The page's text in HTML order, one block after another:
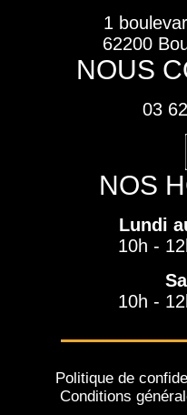
1
62200
NOUS
03
NOS
Lundi
10h -
10h -
Politique de
Conditions